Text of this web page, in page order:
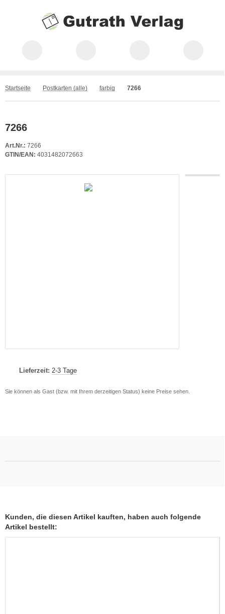
Startseite Postkarten (alle) farbig 7266
7266
Art.Nr.: 7266
GTIN/EAN: 4031482072663
Lieferzeit: 2-3 Tage
Sie können als Gast (bzw. mit Ihrem derzeitigen Status) keine Preise sehen.
Kunden, die diesen Artikel kauften, haben auch folgende
Artikel bestellt: